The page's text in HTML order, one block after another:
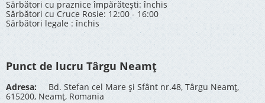
Sărbători cu praznice împărătești: închis
Sărbători cu Cruce Rosie: 12:00 - 16:00
Sărbători legale : închis
Punct de lucru Târgu Neamț
Adresa: Bd. Stefan cel Mare și Sfânt nr.48, Târgu Neamț,
615200, Neamț, Romania